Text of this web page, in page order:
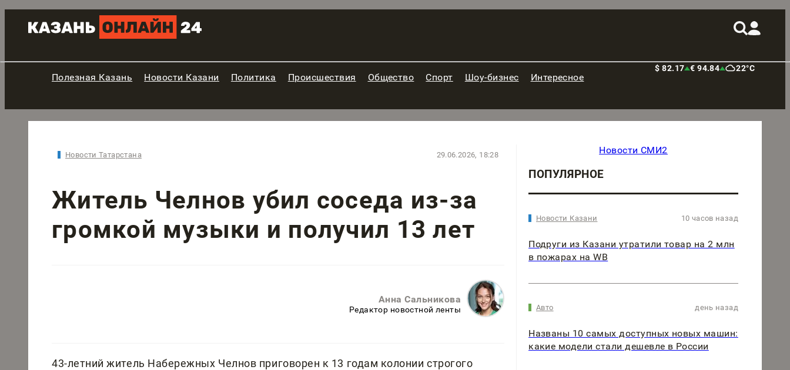
Полезная Казань Новости Казани Политика Происшествия Общество Спорт Шоу-бизнес Интересное
$ 82.17 € 94.84 22°C
Новости Татарстана 29.06.2026, 18:28
Житель Челнов убил соседа из-за
громкой музыки и получил 13 лет
Анна Сальникова
Редактор новостной ленты
43-летний житель Набережных Челнов приговорен к 13 годам колонии строгого
Новости СМИ2
ПОПУЛЯРНОЕ
Новости Казани 10 часов назад
Подруги из Казани утратили товар на 2 млн
в пожарах на WB
Авто день назад
Названы 10 самых доступных новых машин:
какие модели стали дешевле в России